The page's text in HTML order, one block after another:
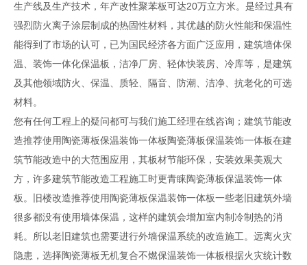
生产线及生产技术，年产改性聚苯板可达20万立方米。是经过具有
强烈防火离子涂层制成的热固性材料，其优越的防火性能和保温性
能得到了市场的认可，已为国民经济各方面广泛应用，建筑墙体保
温、装饰一体化保温板，洁净厂房、轻体快装房、冷库等，是建筑
及其他领域防火、保温、质轻、隔音、防潮、洁净、抗老化的可选
材料。
您有任何工程上的疑问都可与我们施工经理在线咨询；建筑节能改
造推荐使用陶瓷薄板保温装饰一体板陶瓷薄板保温装饰一体板在建
筑节能改造中的大范围应用，其板材节能环保，安装效果美观大
方，许多建筑节能改造工程施工时更青睐陶瓷薄板保温装饰一体
板。旧楼改造推荐使用陶瓷薄板保温装饰一体板一些老旧建筑外墙
很多都没有使用墙体保温，这样的建筑会增加室内制冷制热的消
耗。所以老旧建筑也需要进行外墙保温系统的改造施工。远离火灾
隐患，选择陶瓷薄板无机复合不燃保温装饰一体板根据火灾统计数